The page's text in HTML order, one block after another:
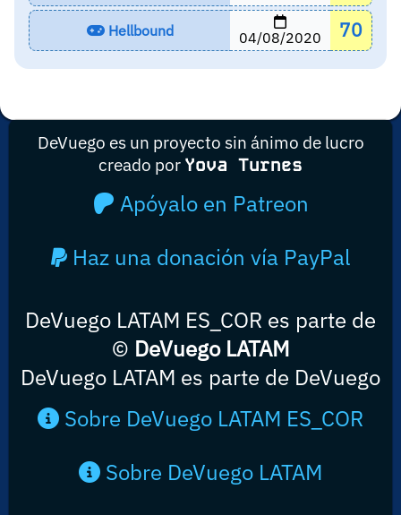
Hellbound 04/08/2020 70
DeVuego es un proyecto sin ánimo de lucro
creado por Yova Turnes
Apóyalo en Patreon
Haz una donación vía PayPal
DeVuego LATAM ES_COR es parte de
© DeVuego LATAM
DeVuego LATAM es parte de DeVuego
Sobre DeVuego LATAM ES_COR
Sobre DeVuego LATAM